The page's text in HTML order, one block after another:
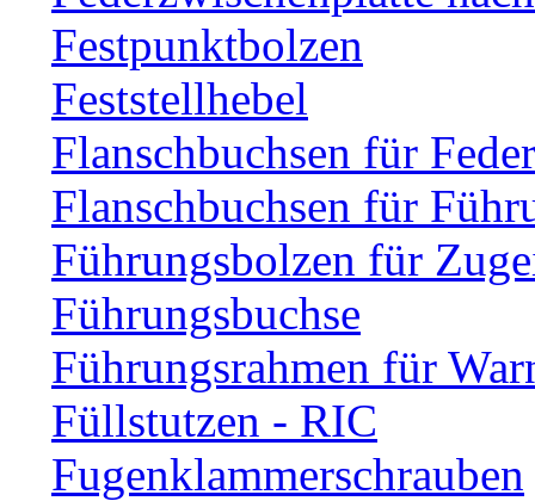
Festpunktbolzen
Feststellhebel
Flanschbuchsen für
Flanschbuchsen für
Führungsbolzen für
Führungsbuchse
Führungsrahmen für
Füllstutzen - RIC
Fugenklammerschrauben